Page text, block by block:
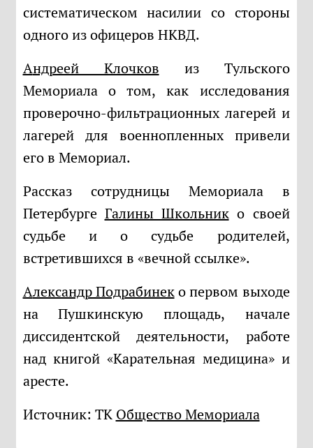
систематическом насилии со стороны
одного из офицеров НКВД.
Андреей Клочков из Тульского
Мемориала о том, как исследования
проверочно-фильтрационных лагерей и
лагерей для военнопленных привели
его в Мемориал.
Рассказ сотрудницы Мемориала в
Петербурге Галины Школьнико своей
судьбе и о судьбе родителей,
встретившихся в «вечной ссылке».
Александр Подрабинеко первом выходе
на Пушкинскую площадь, начале
диссидентской деятельности, работе
над книгой «Карательная медицина» и
аресте.
Источник: ТК Общество Мемориала